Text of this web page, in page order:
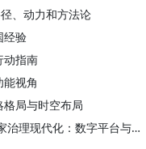
、动力和方法论
经验
动指南
视角
局与时空布局
詹绍文 刘家明：平台型治理何以推进国家治理现代化：数字平台与多边平台融合的视角